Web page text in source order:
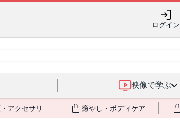
発売しました🎉 ＆ 発売記念で8月末までポイ
ログイン
映像で学ぶ
アクセサリ 癒やし・ボディケア